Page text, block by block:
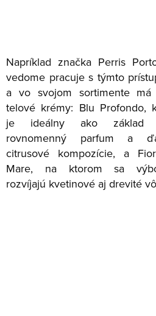
Napríklad značka Perris
vedome pracuje s týmto
a vo svojom sortimente má
telové krémy: Blu Profondo,
je ideálny ako základ
rovnomenný parfum a
citrusové kompozície, a
Mare, na ktorom sa
rozvíjajú kvetinové aj drevité